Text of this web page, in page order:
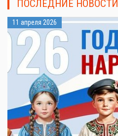
ПОСЛЕДНИЕ НОВОСТИ
11 апреля 2026